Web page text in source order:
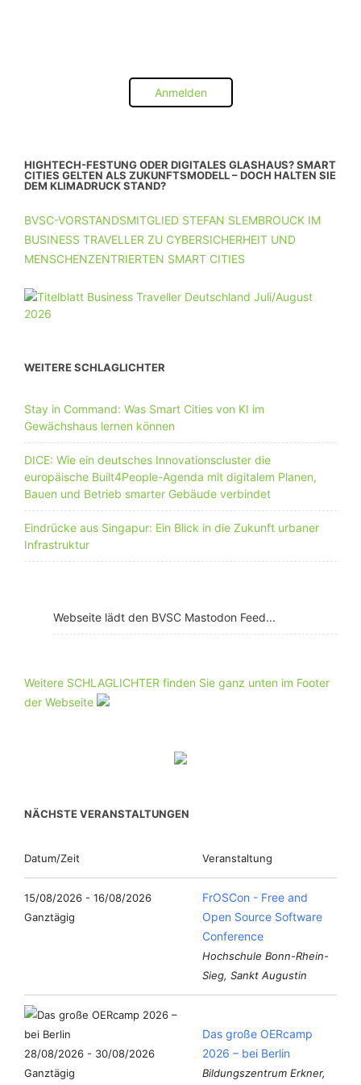
Anmelden
HIGHTECH-FESTUNG ODER DIGITALES GLASHAUS? SMART
CITIES GELTEN ALS ZUKUNFTSMODELL – DOCH HALTEN SIE
DEM KLIMADRUCK STAND?
BVSC-VORSTANDSMITGLIED STEFAN SLEMBROUCK IM
BUSINESS TRAVELLER ZU CYBERSICHERHEIT UND
MENSCHENZENTRIERTEN SMART CITIES
WEITERE SCHLAGLICHTER
Stay in Command: Was Smart Cities von KI im
Gewächshaus lernen können
DICE: Wie ein deutsches Innovationscluster die
europäische Built4People-Agenda mit digitalem Planen,
Bauen und Betrieb smarter Gebäude verbindet
Eindrücke aus Singapur: Ein Blick in die Zukunft urbaner
Infrastruktur
Webseite lädt den BVSC Mastodon Feed...
Weitere SCHLAGLICHTER finden Sie ganz unten im Footer
der Webseite
NÄCHSTE VERANSTALTUNGEN
Datum/Zeit Veranstaltung
15/08/2026 - 16/08/2026
Ganztägig
FrOSCon - Free and
Open Source Software
Conference
Hochschule Bonn-Rhein-
Sieg, Sankt Augustin
28/08/2026 - 30/08/2026
Ganztägig
Das große OERcamp
2026 – bei Berlin
Bildungszentrum Erkner,